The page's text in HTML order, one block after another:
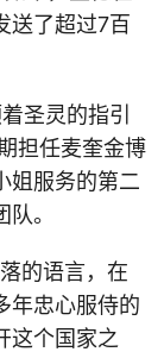
送了超过7百
圣灵的指引
担任麦奎金博
姐服务的第二
。
的语言，在
年忠心服侍的
这个国家之